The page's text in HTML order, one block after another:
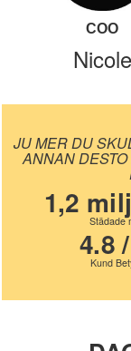
COO
Nicole
JU MER DU
ANNAN
1,2
Städade
4.8
Kund